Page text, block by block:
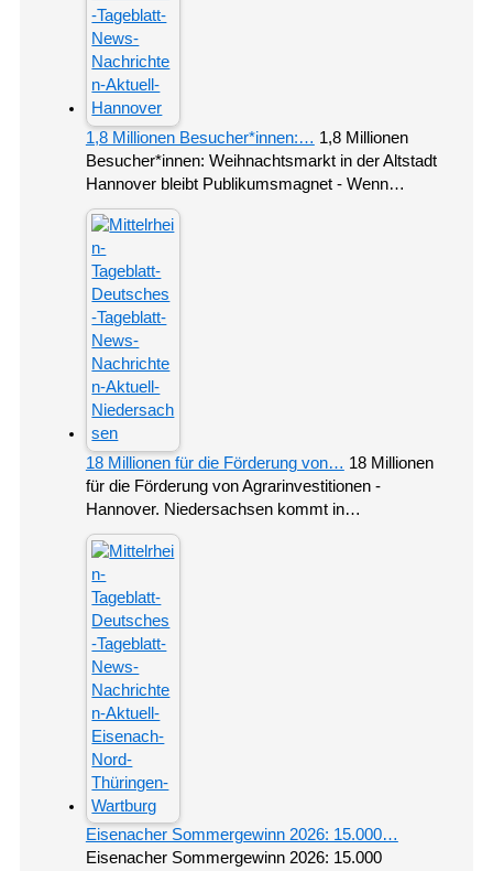
1,8 Millionen Besucher*innen:… 1,8 Millionen
Besucher*innen: Weihnachtsmarkt in der Altstadt
Hannover bleibt Publikumsmagnet - Wenn…
18 Millionen für die Förderung von… 18 Millionen
für die Förderung von Agrarinvestitionen -
Hannover. Niedersachsen kommt in…
Eisenacher Sommergewinn 2026: 15.000…
Eisenacher Sommergewinn 2026: 15.000